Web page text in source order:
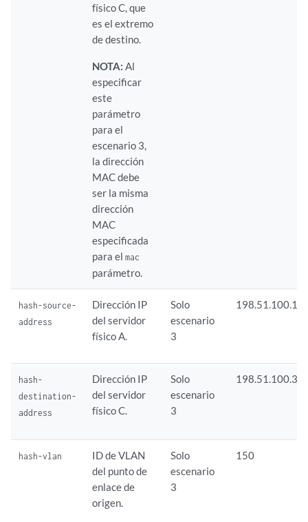
físico C, que
es el extremo
de destino.
NOTA: Al
especificar
este
parámetro
para el
escenario 3,
la dirección
MAC debe
ser la misma
dirección
MAC
especificada
para elmac
parámetro.
hash-source-
address
Dirección IP
del servidor
físico A.
Solo
escenario
3
198.51.100.1
hash-
destination-
address
Dirección IP
del servidor
físico C.
Solo
escenario
3
198.51.100.3
hash-vlan
ID de VLAN
del punto de
enlace de
origen.
Solo
escenario
3
150